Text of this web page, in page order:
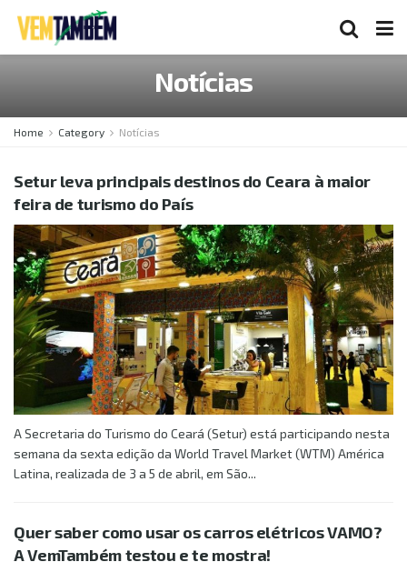
Notícias
Home Category Notícias
Setur leva principais destinos do Ceara à maior
feira de turismo do País
A Secretaria do Turismo do Ceará (Setur) está participando nesta
semana da sexta edição da World Travel Market (WTM) América
Latina, realizada de 3 a 5 de abril, em São...
Quer saber como usar os carros elétricos VAMO?
A VemTambém testou e te mostra!